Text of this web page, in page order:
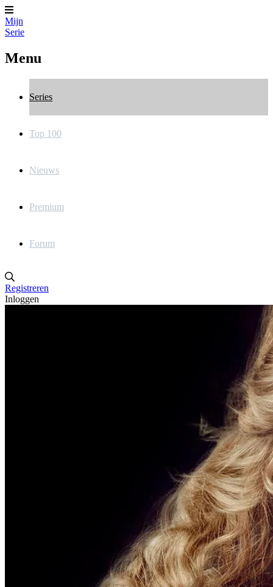
Mijn
Serie
Menu
Series
Top 100
Nieuws
Premium
Forum
Registreren
Inloggen